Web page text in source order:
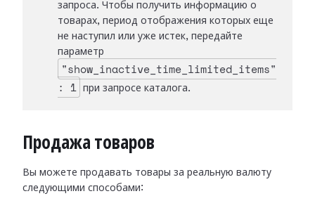
запроса. Чтобы получить информацию о
товарах, период отображения которых еще
не наступил или уже истек, передайте
параметр
"show_inactive_time_limited_items"
: 1
при запросе каталога.
Продажа товаров
Вы можете продавать товары за реальную валюту
следующими способами: